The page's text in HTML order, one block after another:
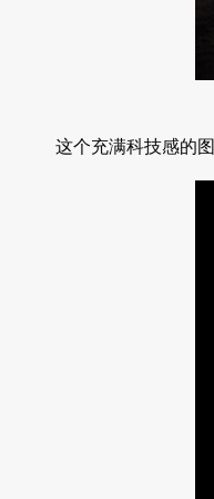
这个充满科技感的